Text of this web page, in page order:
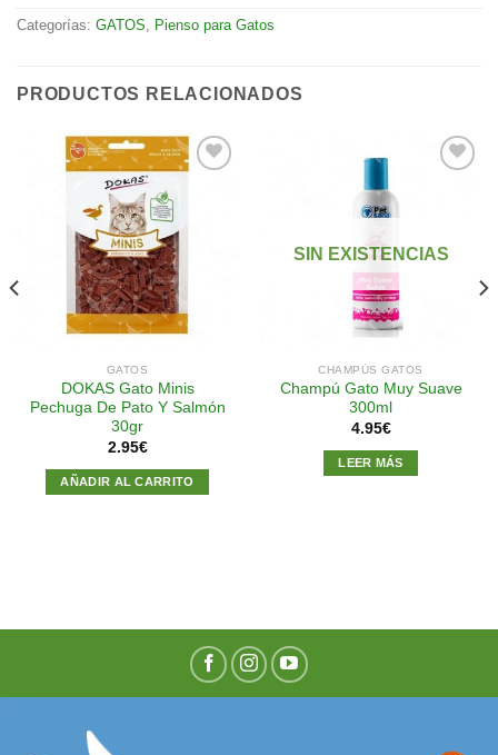
Categorías: GATOS Pienso para Gatos
PRODUCTOS RELACIONADOS
GATOS
DOKAS Gato Minis
Pechuga De Pato Y Salmón
30gr
2.95€
AÑADIR AL CARRITO
lista de
SIN EXISTENCIAS
CHAMPÚS GATOS
Champú Gato Muy Suave
300ml
4.95€
LEER MÁS